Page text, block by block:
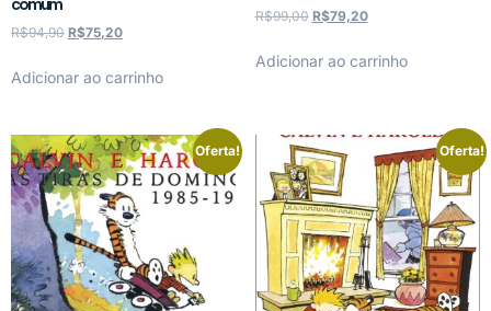
R$94,90 R$75,20
Adicionar ao carrinho
R$99,00 R$79,20
Adicionar ao carrinho
Oferta! Oferta!